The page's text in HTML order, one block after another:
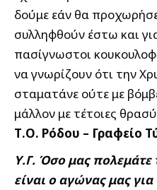
δούμε εάν θα
συλληφθούν έστω και
πασίγνωστοι
να γνωρίζουν ότι την
σταματάνε ούτε με
μάλλον με τέτοιες
Τ.Ο. Ρόδου – Γραφείο
Υ.Γ. Όσο μας πολεμάτε
είναι ο αγώνας μας για